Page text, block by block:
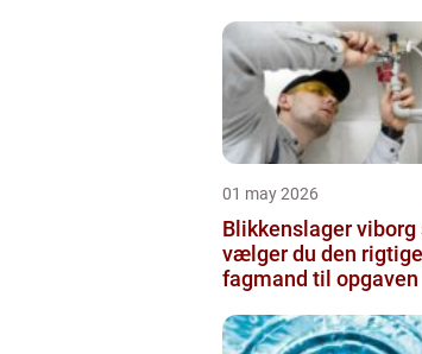
01 may 2026
Blikkenslager viborg sådan
vælger du den rigtige
fagmand til opgaven